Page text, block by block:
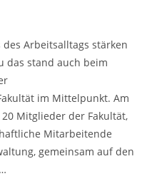
Arbeitsalltags stärken
das stand auch beim
im Mittelpunkt. Am
Mitglieder der Fakultät,
Mitarbeitende
gemeinsam auf den